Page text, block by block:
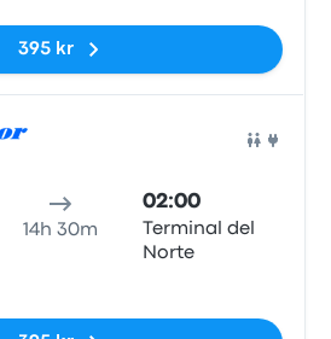
395 kr
14h 30m
02:00
Terminal del
Norte